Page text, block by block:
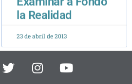
23 de abril de 2013
T
w
I
n
Y
o